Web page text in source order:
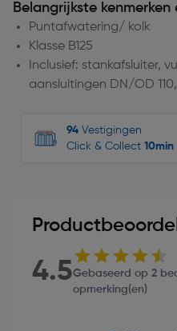
Belangrijkste kenmerken
Puntafwatering/ kolk
Klasse B125
Inclusief: stankafsluiter,
aansluitingen DN/OD
94 Vestigingen
Click & Collect 10min
4.5Gebaseerd op 2
opmerking(en)